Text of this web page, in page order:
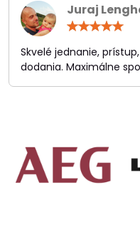
Juraj
Skvelé jednanie,
dodania. Maximálne